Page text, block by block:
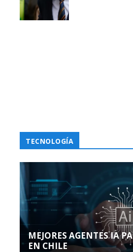
TECNOLOGÍA
MEJORES AGENTES IA
EN CHILE